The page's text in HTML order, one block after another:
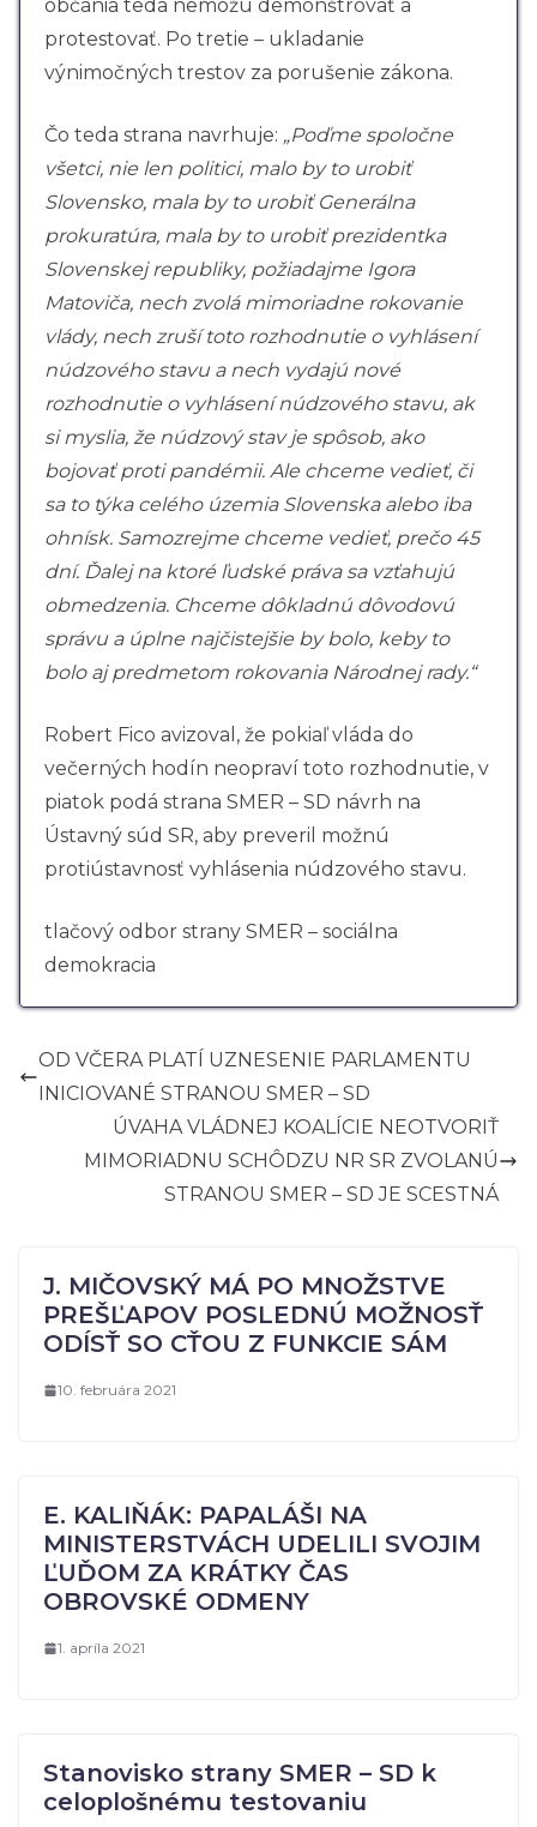
občania teda nemôžu demonštrovať a
protestovať. Po tretie – ukladanie
výnimočných trestov za porušenie zákona.
Čo teda strana navrhuje: „Poďme spoločne
všetci, nie len politici, malo by to urobiť
Slovensko, mala by to urobiť Generálna
prokuratúra, mala by to urobiť prezidentka
Slovenskej republiky, požiadajme Igora
Matoviča, nech zvolá mimoriadne rokovanie
vlády, nech zruší toto rozhodnutie o vyhlásení
núdzového stavu a nech vydajú nové
rozhodnutie o vyhlásení núdzového stavu, ak
si myslia, že núdzový stav je spôsob, ako
bojovať proti pandémii. Ale chceme vedieť, či
sa to týka celého územia Slovenska alebo iba
ohnísk. Samozrejme chceme vedieť, prečo 45
dní. Ďalej na ktoré ľudské práva sa vzťahujú
obmedzenia. Chceme dôkladnú dôvodovú
správu a úplne najčistejšie by bolo, keby to
bolo aj predmetom rokovania Národnej rady.“
Robert Fico avizoval, že pokiaľ vláda do
večerných hodín neopraví toto rozhodnutie, v
piatok podá strana SMER – SD návrh na
Ústavný súd SR, aby preveril možnú
protiústavnosť vyhlásenia núdzového stavu.
tlačový odbor strany SMER – sociálna
demokracia
OD VČERA PLATÍ UZNESENIE PARLAMENTU
INICIOVANÉ STRANOU SMER – SD
ÚVAHA VLÁDNEJ KOALÍCIE NEOTVORIŤ
MIMORIADNU SCHÔDZU NR SR ZVOLANÚ
STRANOU SMER – SD JE SCESTNÁ
J. MIČOVSKÝ MÁ PO MNOŽSTVE
PREŠĽAPOV POSLEDNÚ MOŽNOSŤ
ODÍSŤ SO CŤOU Z FUNKCIE SÁM
10. februára 2021
E. KALIŇÁK: PAPALÁŠI NA
MINISTERSTVÁCH UDELILI SVOJIM
ĽUĎOM ZA KRÁTKY ČAS
OBROVSKÉ ODMENY
1. apríla 2021
Stanovisko strany SMER – SD k
celoplošnému testovaniu